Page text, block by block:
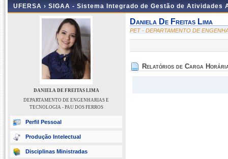
UFERSA › SIGAA - Sistema Integrado de Gestão de Atividades
DANIELA DE FREITAS LIMA
DEPARTAMENTO DE ENGENHARIAS E
TECNOLOGIA - PAU DOS FERROS
Perfil Pessoal
Produção Intelectual
Disciplinas Ministradas
Daniela De Freitas Lima
PET - DEPARTAMENTO DE
Relatórios de Carga